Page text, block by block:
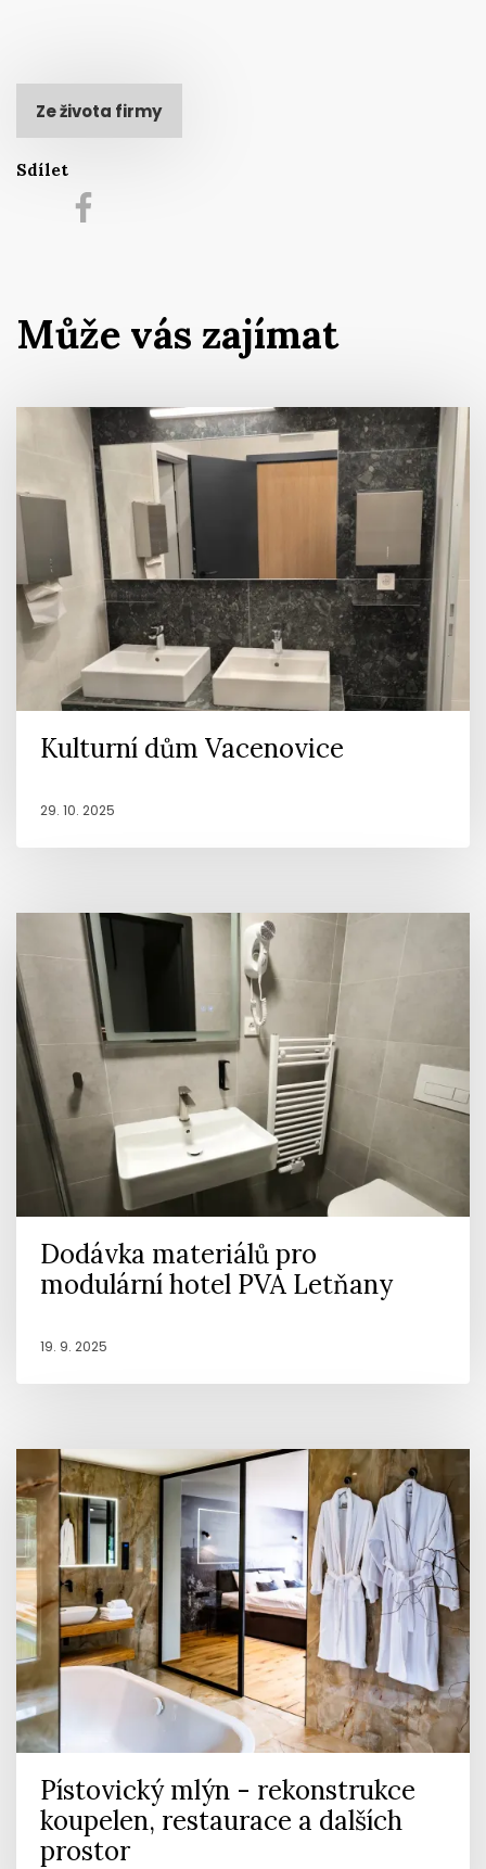
Ze života firmy
Sdílet
Může vás zajímat
Kulturní dům Vacenovice
29. 10. 2025
Dodávka materiálů pro
modulární hotel PVA Letňany
19. 9. 2025
Pístovický mlýn - rekonstrukce
koupelen, restaurace a dalších
prostor